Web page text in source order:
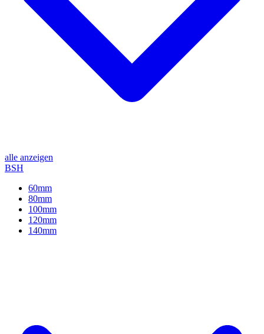
alle anzeigen
BSH
60mm
80mm
100mm
120mm
140mm